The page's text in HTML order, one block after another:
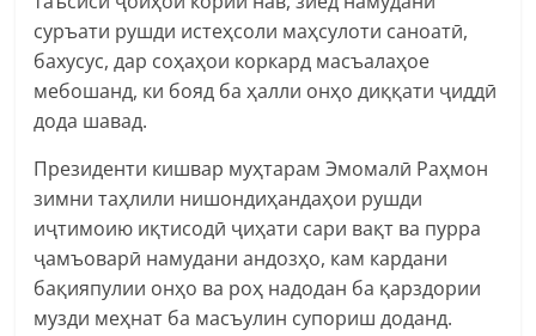
суръати рушди истеҳсоли маҳсулоти саноатӣ,
бахусус, дар соҳаҳои коркард масъалаҳое
мебошанд, ки бояд ба ҳалли онҳо диққати ҷиддӣ
дода шавад.
Президенти кишвар муҳтарам Эмомалӣ Раҳмон
зимни таҳлили нишондиҳандаҳои рушди
иҷтимоию иқтисодӣ ҷиҳати сари вақт ва пурра
ҷамъоварӣ намудани андозҳо, кам кардани
бақияпулии онҳо ва роҳ надодан ба қарздории
музди меҳнат ба масъулин супориш доданд.